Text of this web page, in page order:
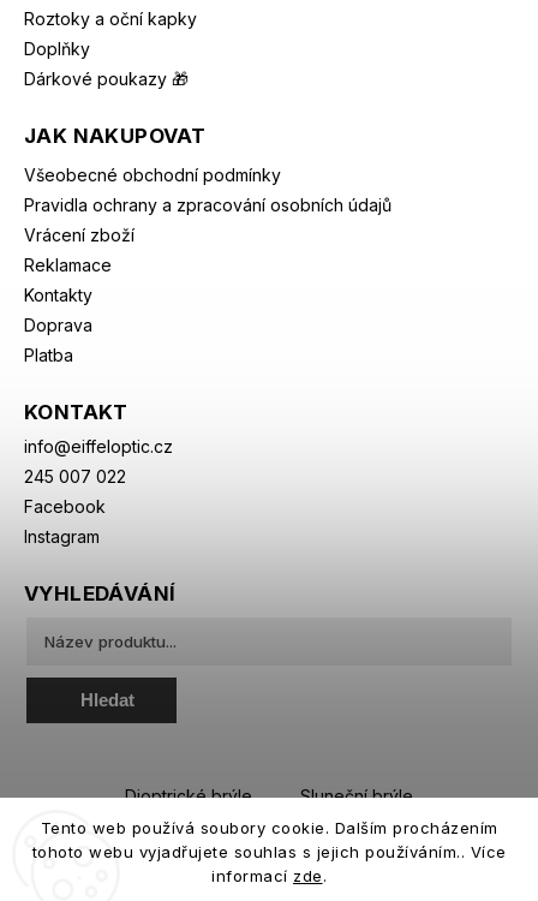
Tento web používá soubory cookie. Dalším procházením
tohoto webu vyjadřujete souhlas s jejich používáním.. Více
informací zde.
Roztoky a oční kapky
Doplňky
Dárkové poukazy 🎁
JAK NAKUPOVAT
Všeobecné obchodní podmínky
Pravidla ochrany a zpracování osobních údajů
Vrácení zboží
Reklamace
Kontakty
Doprava
Platba
KONTAKT
info@eiffeloptic.cz
245 007 022
Facebook
Instagram
VYHLEDÁVÁNÍ
Hledat
Dioptrické brýle
Sluneční brýle
Sportovní brýle
Kontaktní čočky
Roztoky a oční kapky